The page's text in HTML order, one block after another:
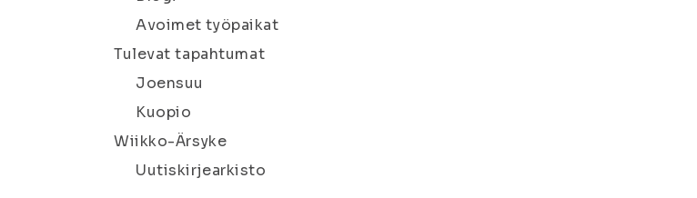
Avoimet työpaikat
Tulevat tapahtumat
Joensuu
Kuopio
Wiikko-Ärsyke
Uutiskirjearkisto